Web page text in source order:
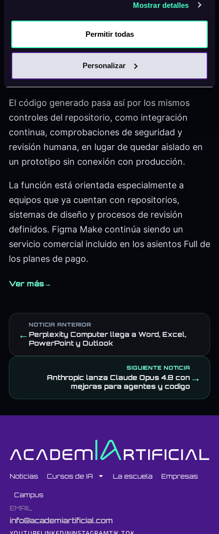
Mostrar detalles
Permitir todas
Personalizar
Los cambios se acumulan como commits
locales. Cuando el trabajo está listo para
revisión, la herramienta permite crear una rama
y abrir una pull request en GitHub.
El código generado pasa así por los mismos
controles del repositorio, como integración
continua, comprobaciones de seguridad y
revisión humana, en lugar de quedar aislado en
un prototipo sin conexión con producción.
La función está orientada especialmente a
equipos que ya cuentan con repositorios,
sistemas de diseño y procesos de revisión
definidos. Figma Make continúa siendo un
servicio comercial incluido en los asientos Full de
los planes de pago.
Ver más→
←
NOTICIA ANTERIOR
Perplexity Computer llega a Word, Excel,
PowerPoint y Outlook
SIGUIENTE NOTICIA
Anthropic lanza Claude Opus 4.8 con
mejoras para agentes y codigo
→
Noticias Cursos de IA La escuela Empresas
Campus
EMAIL
info@academiartificial.com